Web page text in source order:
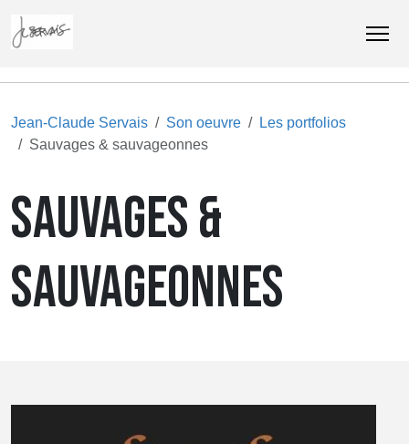
Jean-Claude Servais Son oeuvre
Les portfolios
Sauvages & sauvageonnes
SAUVAGES &
SAUVAGEONNES